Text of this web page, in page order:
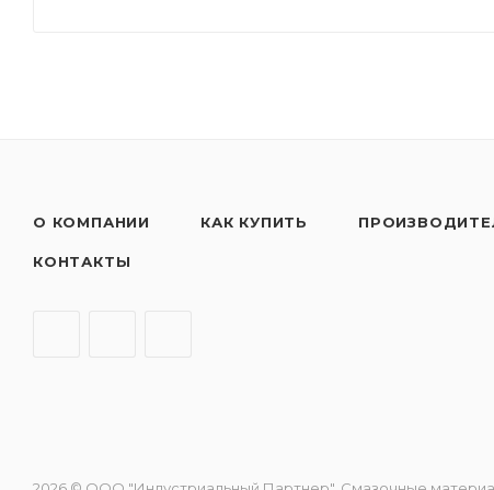
О КОМПАНИИ КАК КУПИТЬ
КОНТАКТЫ